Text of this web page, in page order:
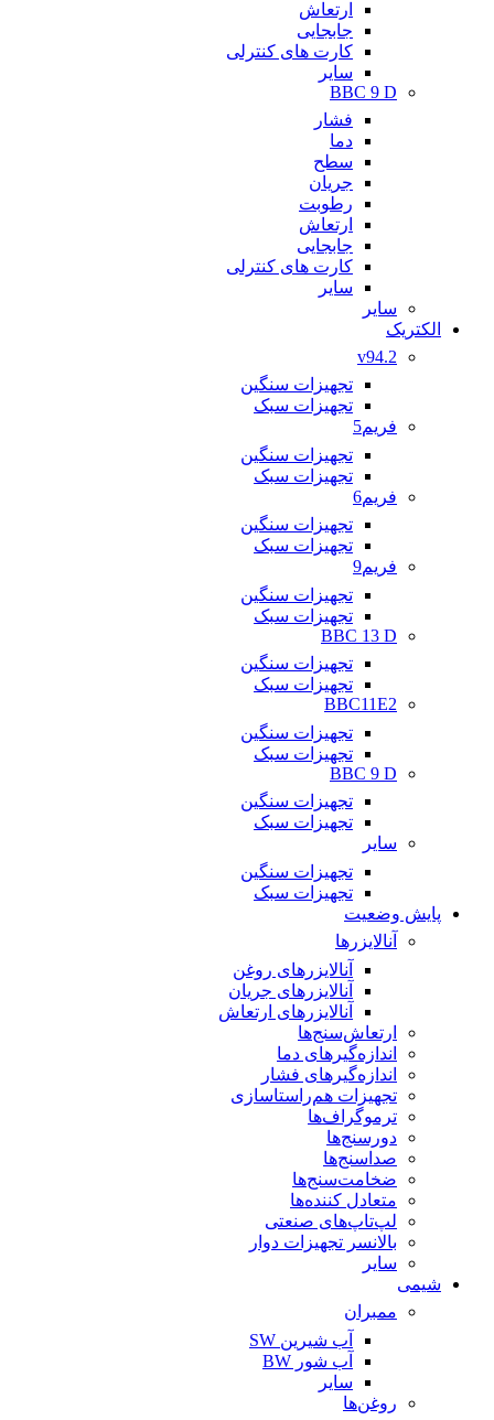
ارتعاش
جابجایی
کارت های کنترلی
سایر
BBC 9 D
فشار
دما
سطح
جریان
رطوبت
ارتعاش
جابجایی
کارت های کنترلی
سایر
سایر
الکتریک
v94.2
تجهیزات سنگین
تجهیزات سبک
فریم5
تجهیزات سنگین
تجهیزات سبک
فریم6
تجهیزات سنگین
تجهیزات سبک
فریم9
تجهیزات سنگین
تجهیزات سبک
BBC 13 D
تجهیزات سنگین
تجهیزات سبک
BBC11E2
تجهیزات سنگین
تجهیزات سبک
BBC 9 D
تجهیزات سنگین
تجهیزات سبک
سایر
تجهیزات سنگین
تجهیزات سبک
پایش وضعیت
آنالایزرها
آنالایزرهای روغن
آنالایزرهای جریان
آنالایزرهای ارتعاش
ارتعاش‌سنج‌ها
اندازه‌گیرهای دما
اندازه‌گیرهای فشار
تجهیزات هم‌راستاسازی
ترموگراف‌ها
دورسنج‌ها
صداسنج‌ها
ضخامت‌سنج‌ها
متعادل کننده‌ها
لپ‌تاپ‌های صنعتی
بالانسر تجهیزات دوار
سایر
شیمی
ممبران
آب شیرین SW
آب شور BW
سایر
روغن‌ها